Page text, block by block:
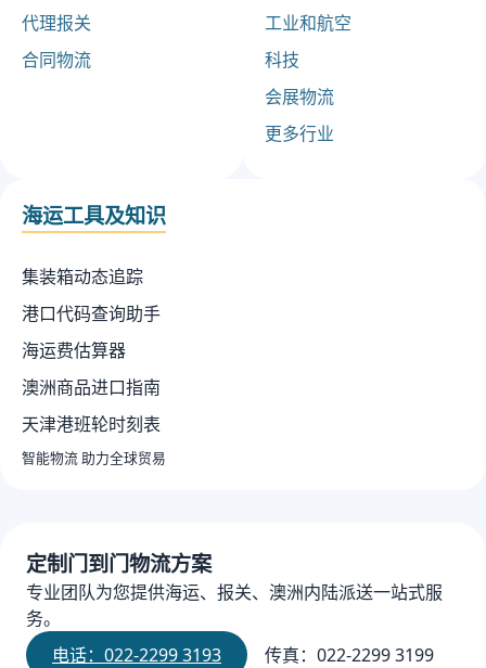
代理报关
合同物流
工业和航空
科技
会展物流
更多行业
海运工具及知识
集装箱动态追踪
港口代码查询助手
海运费估算器
澳洲商品进口指南
天津港班轮时刻表
智能物流 助力全球贸易
定制门到门物流方案
专业团队为您提供海运、报关、澳洲内陆派送一站式服
务。
电话：022-2299 3193
传真：022-2299 3199